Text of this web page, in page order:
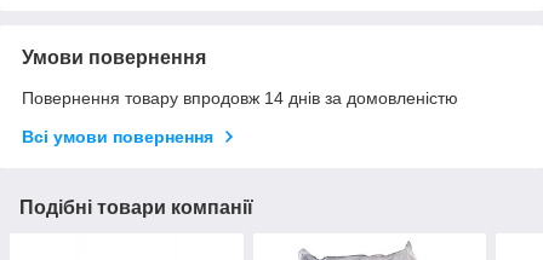
Умови повернення
Повернення товару впродовж 14 днів за домовленістю
Всі умови повернення
Подібні товари компанії